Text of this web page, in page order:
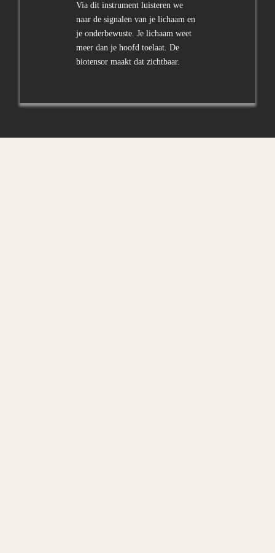
Via dit instrument luisteren we
naar de signalen van je lichaam en
je onderbewuste. Je lichaam weet
meer dan je hoofd toelaat. De
biotensor maakt dat zichtbaar.